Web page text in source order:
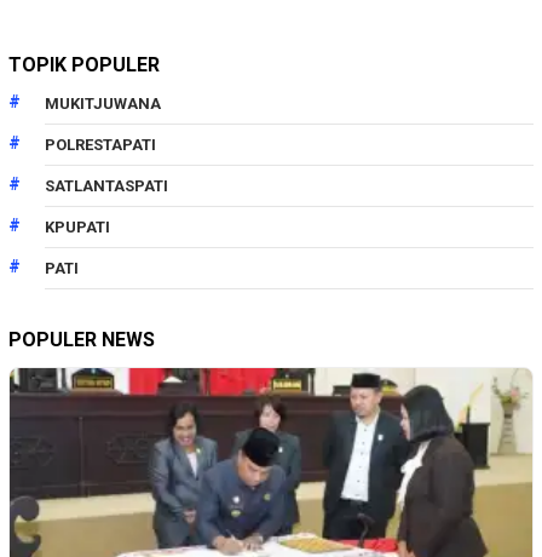
TOPIK POPULER
MUKITJUWANA
POLRESTAPATI
SATLANTASPATI
KPUPATI
PATI
POPULER NEWS